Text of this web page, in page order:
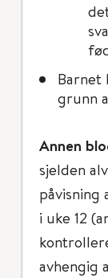
Barnet
grunn
Annen
sjelden
påvisning
i uke 12
avhengig